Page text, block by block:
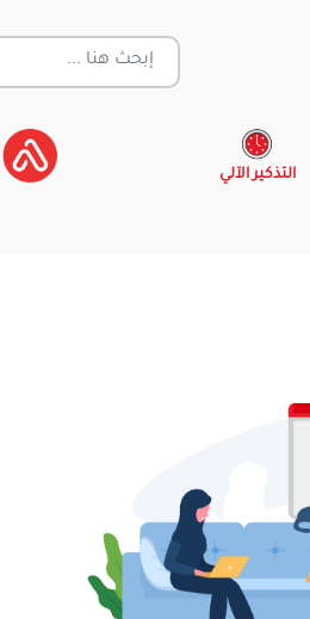
التذكير الآلي